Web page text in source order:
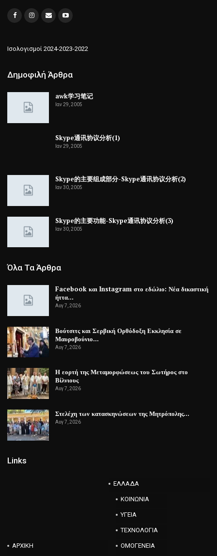
Ισολογισμοί 2024-2023-2022
Δημοφιλή Άρθρα
awk学习笔记
Ιαν 29, 2005
Skype通讯协议分析(1)
Ιαν 29, 2005
Skype的主要组成部分-Skype通讯协议分析(2)
Ιαν 30, 2005
Skype的主要功能-Skype通讯协议分析(3)
Ιαν 30, 2005
Όλα Τα Άρθρα
Facebook και Instagram στο εδώλιο: Νέα δικαστική
ήττα…
Αυγ 7, 2026
Βούτσιτς και Σερβική Ορθόδοξη Εκκλησία σε
Μαυροβούνιο…
Αυγ 7, 2026
Η εορτή της Μεταμορφώσεως του Σωτήρος στο
Βίλνιους
Αυγ 7, 2026
Στελέχη των κατασκηνώσεων της Μητρόπολης…
Αυγ 7, 2026
Links
ΑΡΧΙΚΗ
ΕΛΛΑΔΑ
ΚΟΙΝΩΝΙΑ
ΥΓΕΙΑ
ΤΕΧΝΟΛΟΓΙΑ
ΟΜΟΓΕΝΕΙΑ